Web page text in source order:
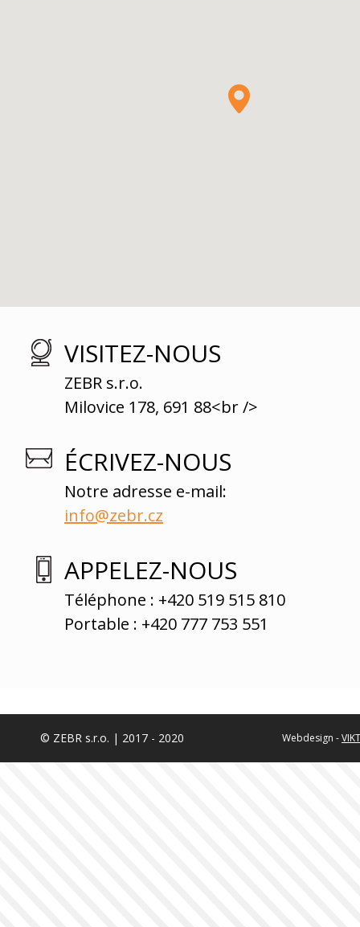
VISITEZ-NOUS
ZEBR s.r.o.
Milovice 178, 691 88<br />
ÉCRIVEZ-NOUS
Notre adresse e-mail:
info@zebr.cz
APPELEZ-NOUS
Téléphone : +420 519 515 810
Portable : +420 777 753 551
© ZEBR s.r.o. | 2017 - 2020 Webdesign -